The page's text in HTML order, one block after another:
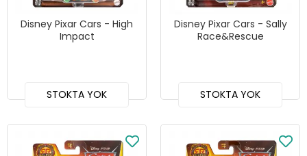
Disney Pixar Cars - High
Impact
STOKTA YOK
Disney Pixar Cars - Sally
Race&Rescue
STOKTA YOK